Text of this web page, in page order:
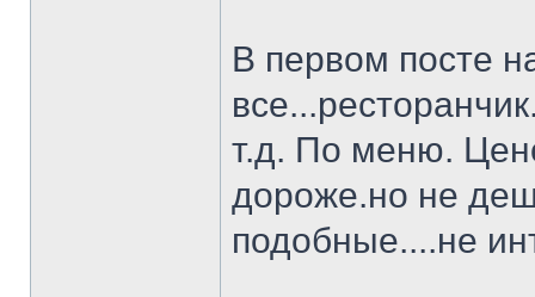
В первом посте
т.д. По меню.
дороже.но не
подобные....не